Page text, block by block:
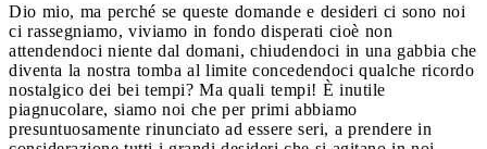
Dio mio, ma perché se queste domande e desideri ci sono noi
ci rassegniamo, viviamo in fondo disperati cioè non
attendendoci niente dal domani, chiudendoci in una gabbia che
diventa la nostra tomba al limite concedendoci qualche ricordo
nostalgico dei bei tempi? Ma quali tempi! È inutile
piagnucolare, siamo noi che per primi abbiamo
presuntuosamente rinunciato ad essere seri, a prendere in